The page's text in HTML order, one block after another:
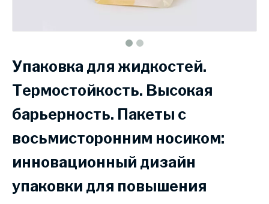
Упаковка для жидкостей.
Термостойкость. Высокая
барьерность. Пакеты с
восьмисторонним носиком:
инновационный дизайн
упаковки для повышения